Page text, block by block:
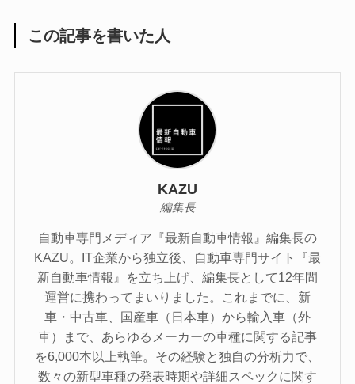
この記事を書いた人
KAZU
編集長
自動車専門メディア『最新自動車情報』編集長の
KAZU。IT企業から独立後、自動車専門サイト『最
新自動車情報』を立ち上げ、編集長として12年間
運営に携わってまいりました。これまでに、新
車・中古車、国産車（日本車）から輸入車（外
車）まで、あらゆるメーカーの車種に関する記事
を6,000本以上執筆。その経験と独自の分析力で、
数々の新型車種の発表時期や詳細スペックに関す